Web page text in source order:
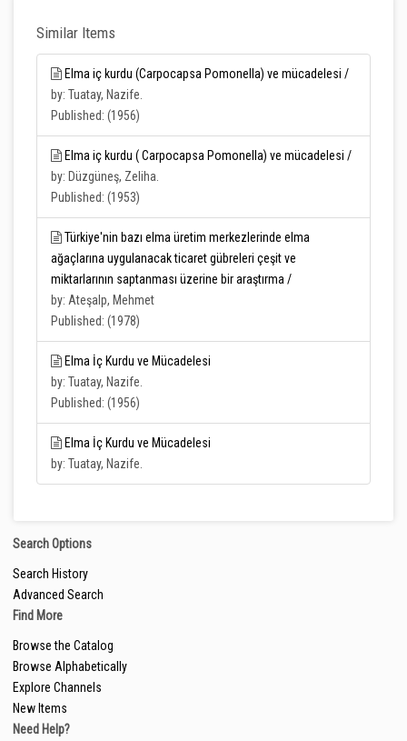
Similar Items
Elma iç kurdu (Carpocapsa Pomonella) ve mücadelesi /
by: Tuatay, Nazife.
Published: (1956)
Elma iç kurdu ( Carpocapsa Pomonella) ve mücadelesi /
by: Düzgüneş, Zeliha.
Published: (1953)
Türkiye'nin bazı elma üretim merkezlerinde elma
ağaçlarına uygulanacak ticaret gübreleri çeşit ve
miktarlarının saptanması üzerine bir araştırma /
by: Ateşalp, Mehmet
Published: (1978)
Elma İç Kurdu ve Mücadelesi
by: Tuatay, Nazife.
Published: (1956)
Elma İç Kurdu ve Mücadelesi
by: Tuatay, Nazife.
Search Options
Search History
Advanced Search
Find More
Browse the Catalog
Browse Alphabetically
Explore Channels
New Items
Need Help?